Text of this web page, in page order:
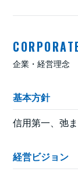
企業・経営理念
基本方針
信用第一、弛
経営ビジョン